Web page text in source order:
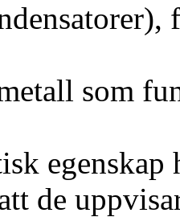
som
egenskap
de